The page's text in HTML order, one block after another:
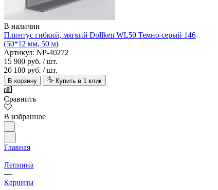
В наличии
Плинтус гибкий, мягкий Dollken WL50 Темно-серый 146
(50*12 мм, 50 м)
Артикул: NP-40272
15 900 руб. / шт.
20 100 руб. / шт.
В корзину Купить в 1 клик
Сравнить
В избранное
Главная
—
Лепнина
—
Карнизы